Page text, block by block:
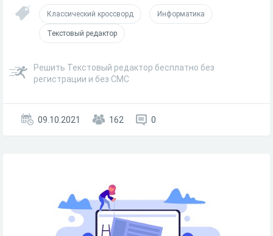
Классический кроссворд Информатика
Текстовый редактор
Решить Текстовый редактор бесплатно без
регистрации и без СМС
09.10.2021 162 0